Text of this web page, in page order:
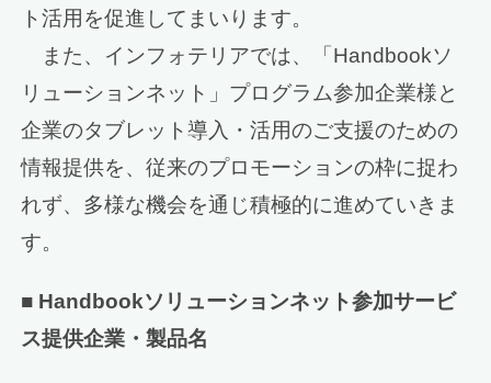
ト活用を促進してまいります。
また、インフォテリアでは、「Handbookソ
リューションネット」プログラム参加企業様と
企業のタブレット導入・活用のご支援のための
情報提供を、従来のプロモーションの枠に捉わ
れず、多様な機会を通じ積極的に進めていきま
す。
■ Handbookソリューションネット参加サービ
ス提供企業・製品名